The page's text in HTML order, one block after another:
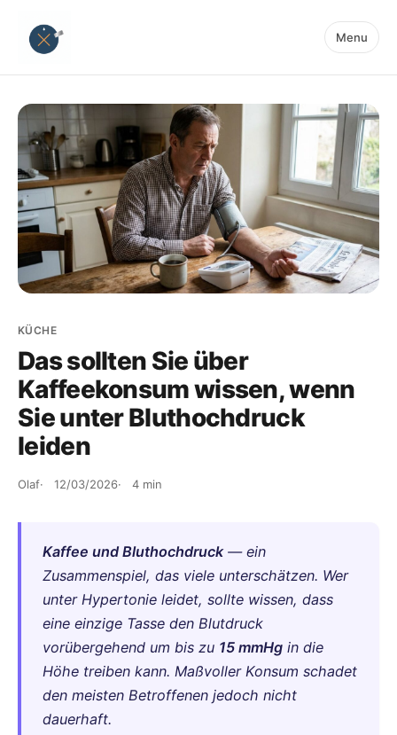
Menu
KÜCHE
Das sollten Sie über
Kaffeekonsum wissen, wenn
Sie unter Bluthochdruck
leiden
Olaf 12/03/2026 4 min
Kaffee und Bluthochdruck— ein
Zusammenspiel, das viele unterschätzen. Wer
unter Hypertonie leidet, sollte wissen, dass
eine einzige Tasse den Blutdruck
vorübergehend um bis zu 15 mmHg in die
Höhe treiben kann. Maßvoller Konsum schadet
den meisten Betroffenen jedoch nicht
dauerhaft.